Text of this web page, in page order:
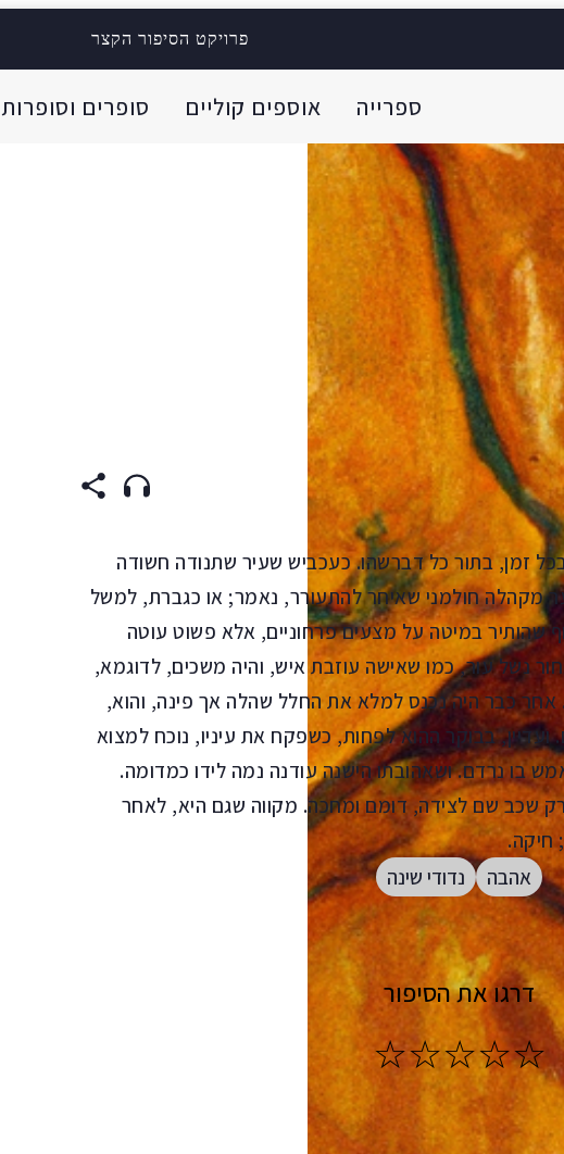
פרויקט הסיפור הקצר
ספרייה אוספים קוליים סופרים וסופרות
קראו ב: עברית
זמן, בתור כל דברשהו. כעכביש שעיר שתנודה חשודה
מקהלה חולמני שאיחר להתעורר, נאמר; או כגברת, למשל
שהותיר במיטה על מצעים פרחוניים, אלא פשוט עוטה
נשל עור, כמו שאישה עוזבת איש, והיה משכים, לדוגמא,
אחר כבר היה נכנס למלא את החלל שהלה אך פינה, והוא,
בבוקר ההוא לפחות, כשפקח את עיניו, נוכח למצוא
בו נרדם. ושאהובתו הישנה עודנה נמה לידו כמדומה.
שכב שם לצידה, דומם ומחכה. מקווה שגם היא, לאחר
חיקה.
אהבה
נדודי שינה
דרגו את הסיפור